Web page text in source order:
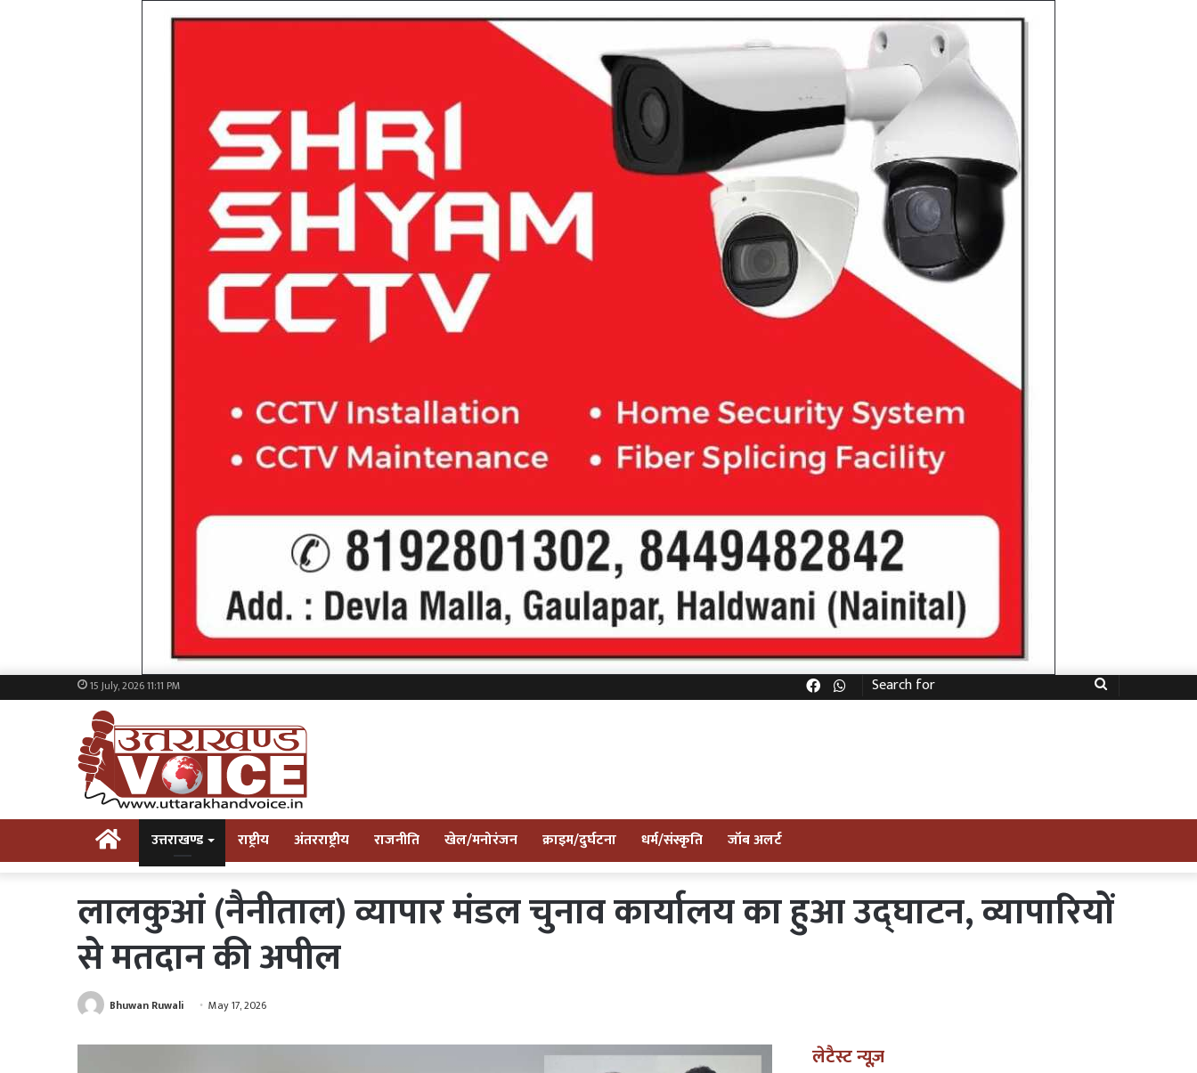
15 July, 2026 11:11 PM
Search
for
WhatsApp
Facebook
Homeउत्तराखण्ड राष्ट्रीय अंतरराष्ट्रीय राजनीति खेल/मनोरंजन क्राइम/दुर्घटना धर्म/संस्कृति जॉब अलर्ट
लालकुआं (नैनीताल) व्यापार मंडल चुनाव कार्यालय का हुआ उद्घाटन, व्यापारियों
से मतदान की अपील
Bhuwan Ruwali May 17, 2026
लेटैस्ट न्यूज़